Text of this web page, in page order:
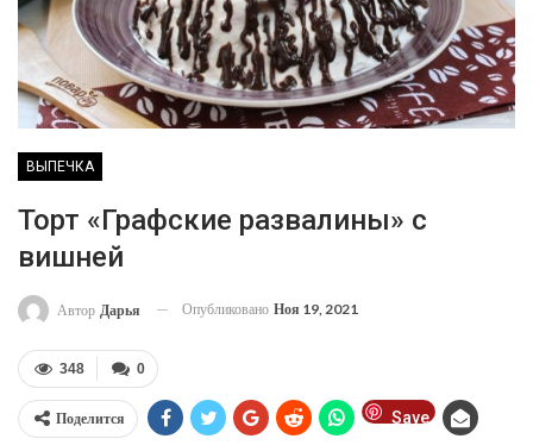
ВЫПЕЧКА
Торт «Графские развалины» с
вишней
Автор Дарья Опубликовано Ноя 19, 2021
0
348
Поделится Save